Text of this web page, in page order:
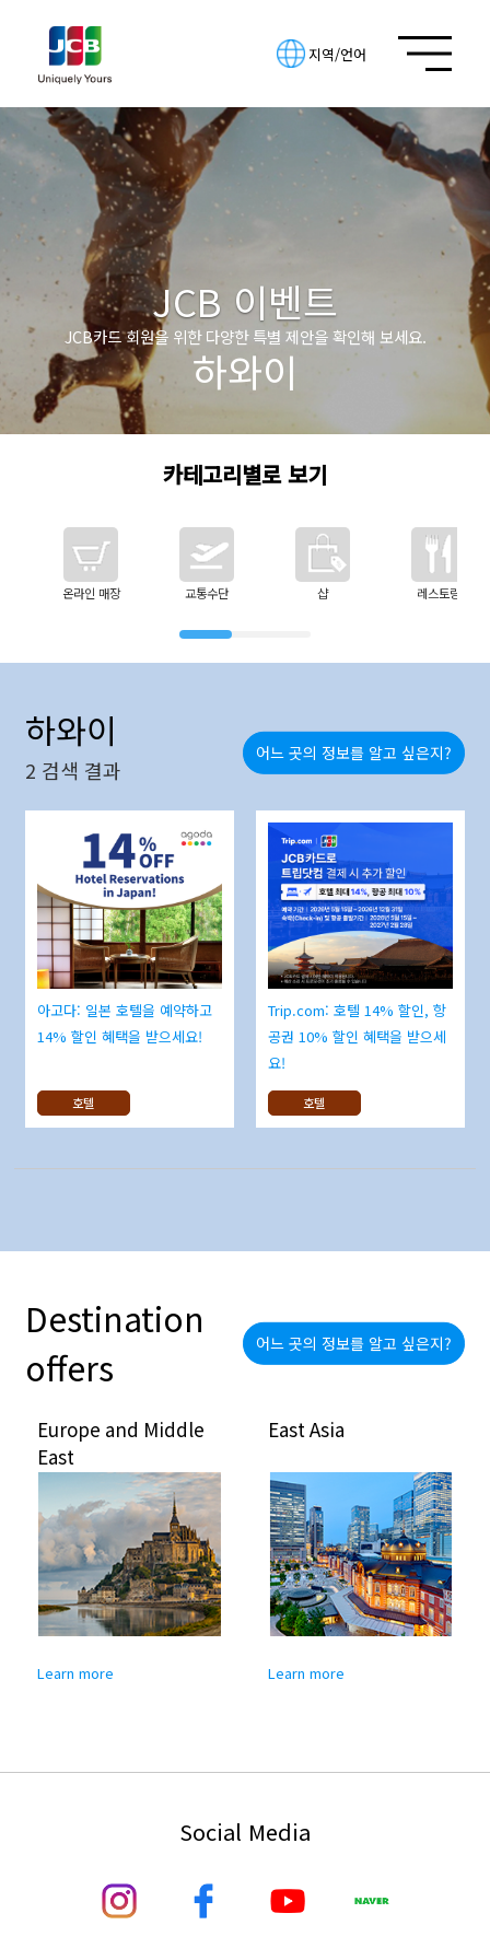
지역/언어
JCB 이벤트
JCB카드 회원을 위한 다양한 특별 제안을 확인해 보세요.
하와이
카테고리별로 보기
온라인 매장 교통수단 샵 레스토랑
하와이
2 검색 결과
어느 곳의 정보를 알고 싶은지?
아고다: 일본 호텔을 예약하고
14% 할인 혜택을 받으세요!
호텔
Trip.com: 호텔 14% 할인, 항
공권 10% 할인 혜택을 받으세
요!
호텔
Destination
offers
어느 곳의 정보를 알고 싶은지?
Europe and Middle
East
Learn more
East Asia
Learn more
Social Media